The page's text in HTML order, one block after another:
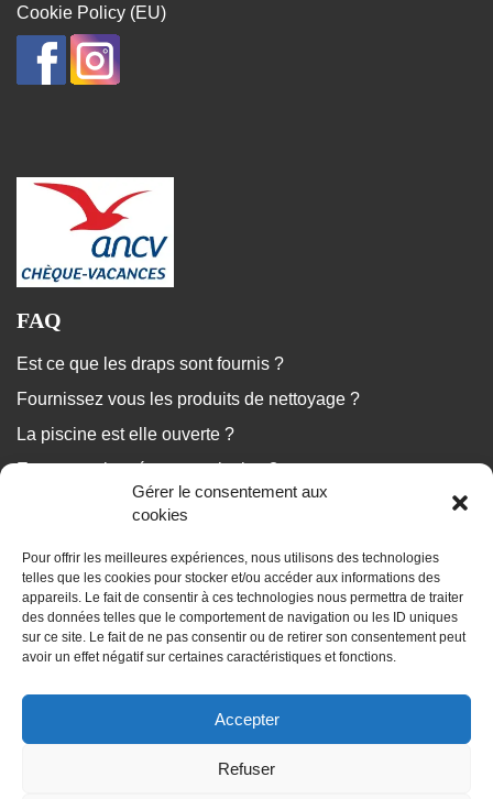
Gérer le consentement aux
cookies
Pour offrir les meilleures expériences, nous utilisons des technologies
telles que les cookies pour stocker et/ou accéder aux informations des
appareils. Le fait de consentir à ces technologies nous permettra de traiter
des données telles que le comportement de navigation ou les ID uniques
sur ce site. Le fait de ne pas consentir ou de retirer son consentement peut
avoir un effet négatif sur certaines caractéristiques et fonctions.
Accepter
Refuser
Cookie Policy (EU)
FAQ
Est ce que les draps sont fournis ?
Fournissez vous les produits de nettoyage ?
La piscine est elle ouverte ?
Est ce que le ménage est inclus ?
Nous répondons à vos questions
Les dossiers de vos vacances